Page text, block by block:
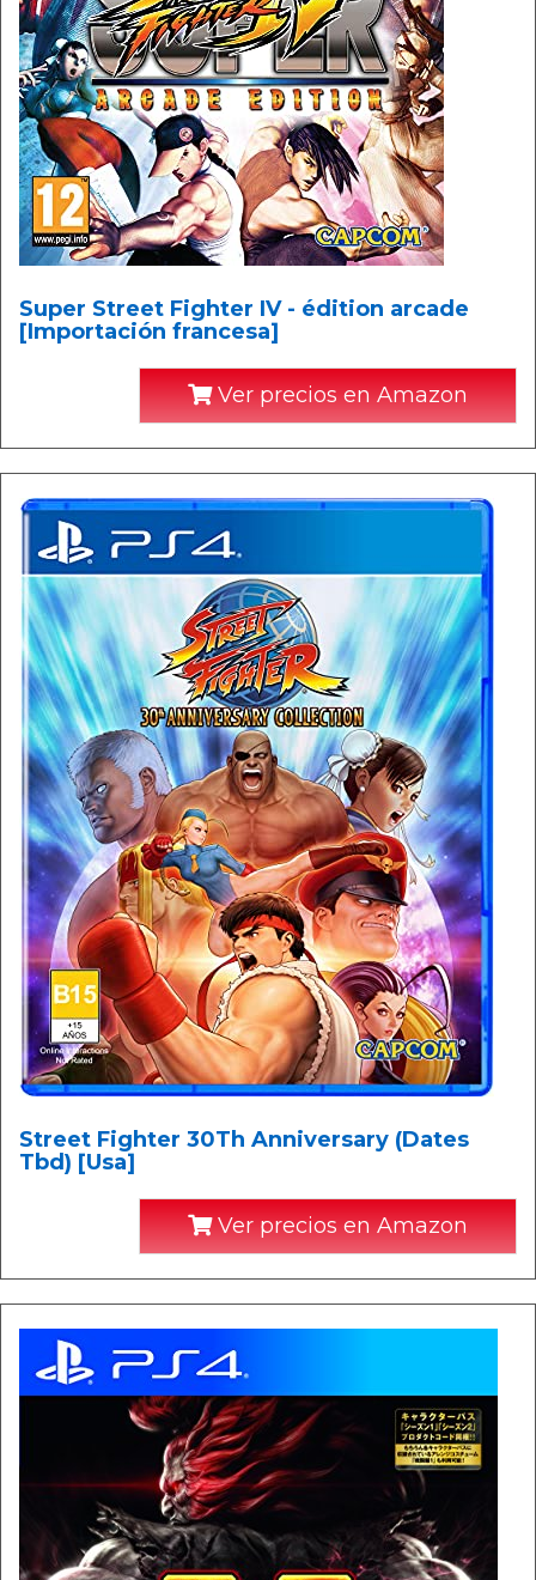
Super Street Fighter IV - édition arcade
[Importación francesa]
Ver precios en Amazon
Street Fighter 30Th Anniversary (Dates
Tbd) [Usa]
Ver precios en Amazon